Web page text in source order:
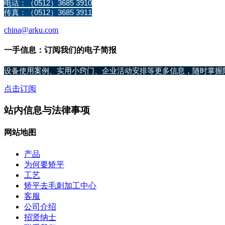
电话：（0512）3685 3910
传真：（0512）3685 3911
china@arku.com
一手信息：订阅我们的电子简报
设备使用案例、实用小窍门、企业活动安排等更多信息，随时掌握
点击订阅
站内信息与法律事项
网站地图
产品
为何要矫平
工艺
矫平去毛刺加工中心
客服
公司介绍
招贤纳士